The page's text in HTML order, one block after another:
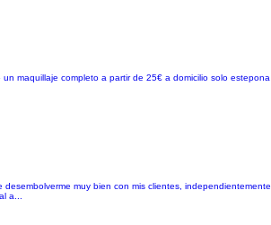
maquillaje completo a partir de 25€ a domicilio solo estepona
muy bien con mis clientes, independientemente
a...